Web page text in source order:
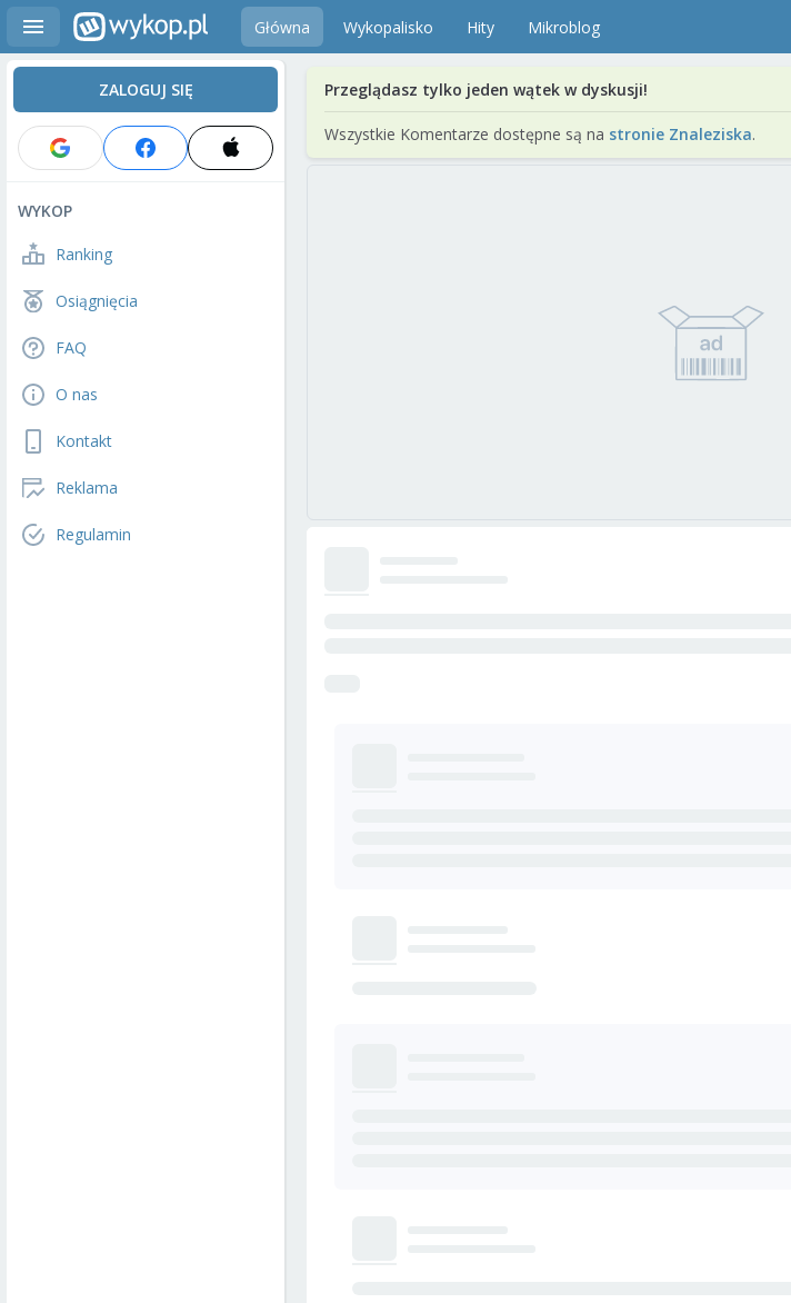
Główna Wykopalisko Hity Mikroblog
ZALOGUJ SIĘ
WYKOP
Ranking
Osiągnięcia
FAQ
O nas
Kontakt
Reklama
Regulamin
Przeglądasz tylko jeden wątek w dyskusji!
Wszystkie Komentarze dostępne są na stronie Znaleziska.